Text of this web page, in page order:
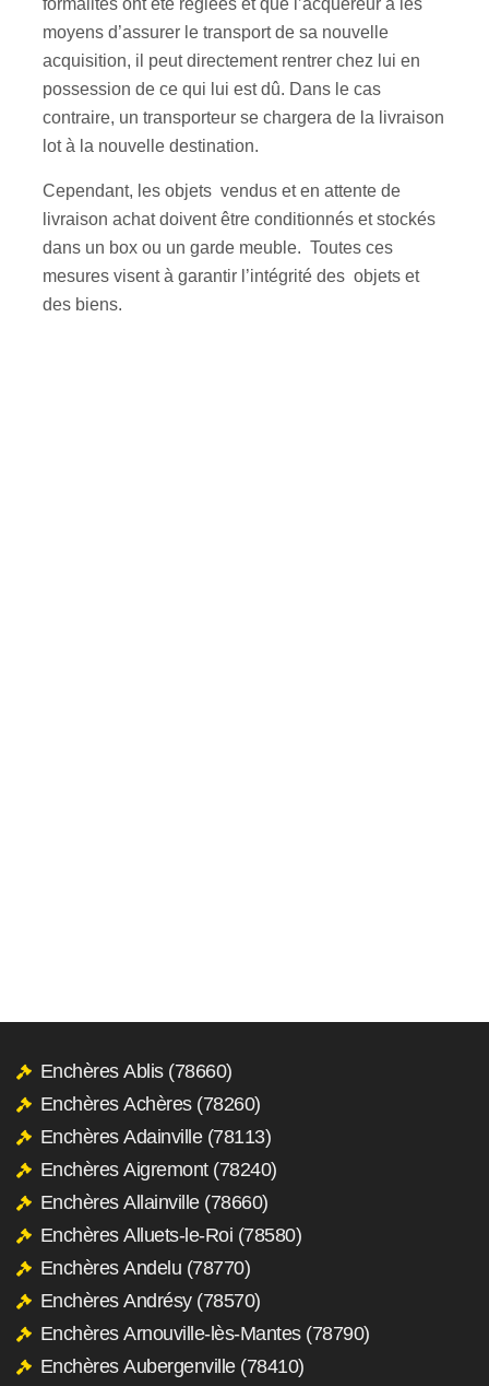
moyens d’assurer le transport de sa nouvelle
acquisition, il peut directement rentrer chez lui en
possession de ce qui lui est dû. Dans le cas
contraire, un transporteur se chargera de la livraison
lot à la nouvelle destination.
Cependant, les objets vendus et en attente de
livraison achat doivent être conditionnés et stockés
dans un box ou un garde meuble. Toutes ces
mesures visent à garantir l’intégrité des objets et
des biens.
Enchères Ablis (78660)
Enchères Achères (78260)
Enchères Adainville (78113)
Enchères Aigremont (78240)
Enchères Allainville (78660)
Enchères Alluets-le-Roi (78580)
Enchères Andelu (78770)
Enchères Andrésy (78570)
Enchères Arnouville-lès-Mantes (78790)
Enchères Aubergenville (78410)